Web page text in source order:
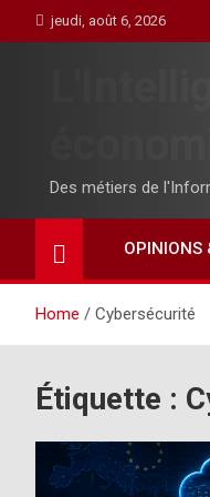
to
jeudi, août 6, 2026
Des métiers de
OPINIONS
Home Cybersécurité
Étiquette :